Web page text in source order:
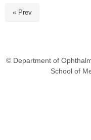
« Prev
© Department of
School of